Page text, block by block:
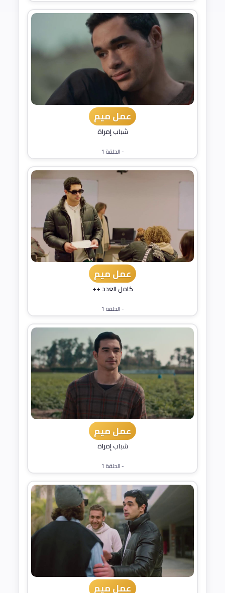
عمل ميم
شباب إمراة
- الحلقة 1
عمل ميم
كامل العدد ++
- الحلقة 1
عمل ميم
شباب إمراة
- الحلقة 1
عمل ميم